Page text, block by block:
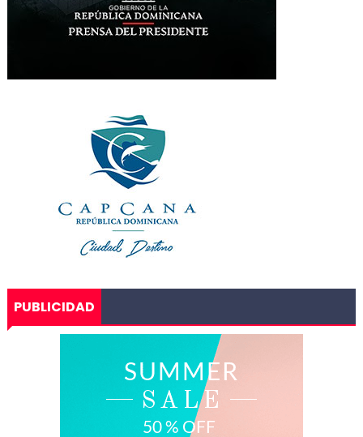
PUBLICIDAD